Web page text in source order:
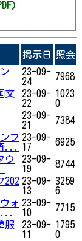
）
掲示日 照会
23-09-
24
7968
文
23-09-
22
1023
0
23-09-
21
7384
フ
...
23-09-
17
6925
ウ
23-09-
19
8744
202 23-09-
13
3259
6
ォ
...
23-09-
10
7715
服
23-09-
11
1795
0